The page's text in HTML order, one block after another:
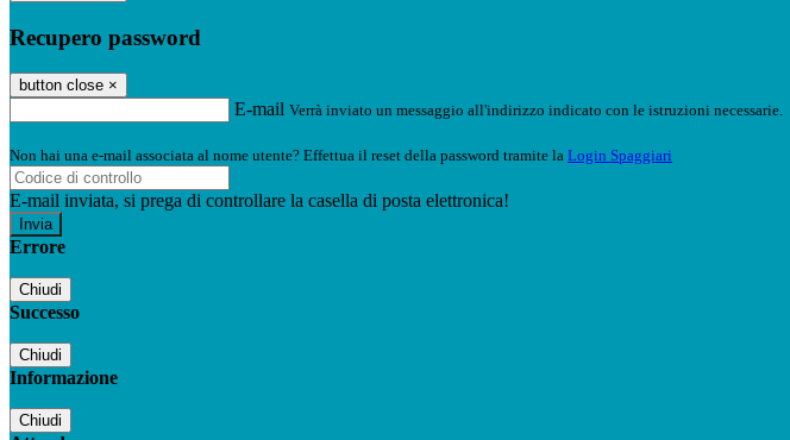
Recupero password
button close ×
E-mail Verrà inviato un messaggio all'indirizzo indicato con le istruzioni necessarie.
Non hai una e-mail associata al nome utente? Effettua il reset della password tramite la Login Spaggiari
E-mail inviata, si prega di controllare la casella di posta elettronica!
Errore
Chiudi
Successo
Chiudi
Informazione
Chiudi